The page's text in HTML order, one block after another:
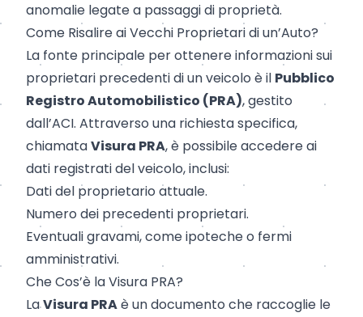
anomalie legate a passaggi di proprietà.
Come Risalire ai Vecchi Proprietari di un’Auto?
La fonte principale per ottenere informazioni sui
proprietari precedenti di un veicolo è il Pubblico
Registro Automobilistico (PRA), gestito
dall’ACI. Attraverso una richiesta specifica,
chiamataVisura PRA, è possibile accedere ai
dati registrati del veicolo, inclusi:
Dati del proprietario attuale.
Numero dei precedenti proprietari.
Eventualigravami, comeipotecheo fermi
amministrativi.
Che Cos’è la Visura PRA?
LaVisura PRAè un documento che raccoglie le